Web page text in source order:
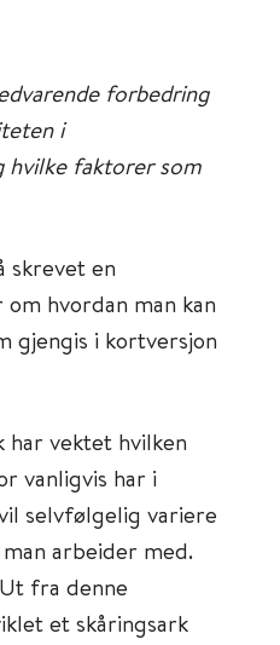
forbedring
i
hvilke faktorer som
skrevet en
hvordan man kan
gjengis i kortversjon
vektet hvilken
vanligvis har i
selvfølgelig variere
arbeider med.
fra denne
et skåringsark